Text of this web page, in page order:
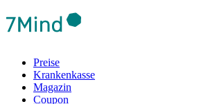
Preise
Krankenkasse
Magazin
Coupon